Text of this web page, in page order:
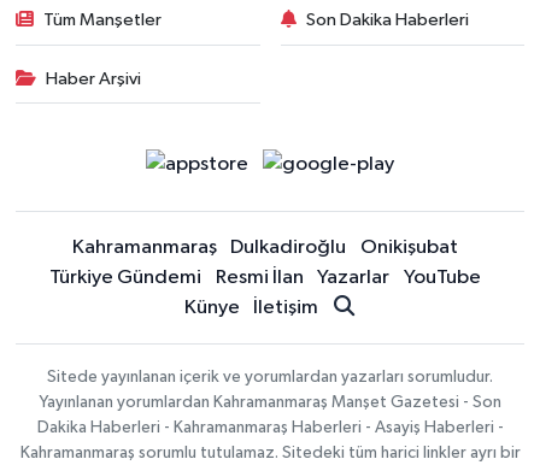
Tüm Manşetler Son Dakika Haberleri
Haber Arşivi
Kahramanmaraş Dulkadiroğlu
Onikişubat
Türkiye Gündemi
Resmi İlan Yazarlar
YouTube
Künye
İletişim
Sitede yayınlanan içerik ve yorumlardan yazarları sorumludur.
Yayınlanan yorumlardan Kahramanmaraş Manşet Gazetesi - Son
Dakika Haberleri - Kahramanmaraş Haberleri - Asayiş Haberleri -
Kahramanmaraş sorumlu tutulamaz. Sitedeki tüm harici linkler ayrı bir